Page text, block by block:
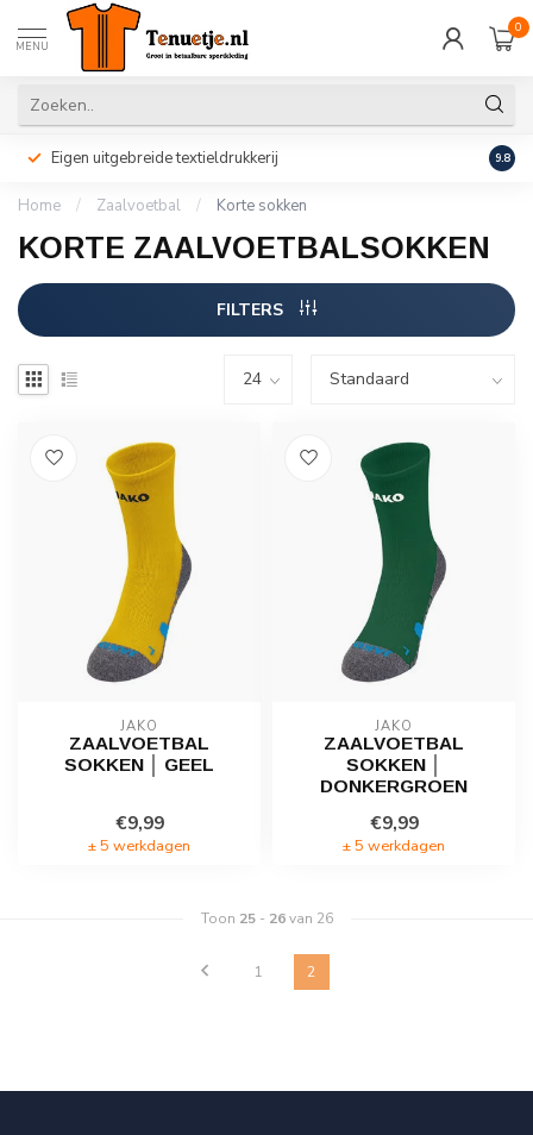
MENU
0
Eigen uitgebreide textieldrukkerij 9.8
Home / Zaalvoetbal / Korte sokken
KORTE ZAALVOETBALSOKKEN
FILTERS
JAKO
ZAALVOETBAL
SOKKEN │ GEEL
€9,99
± 5 werkdagen
JAKO
ZAALVOETBAL
SOKKEN │
DONKERGROEN
€9,99
± 5 werkdagen
Toon 25- 26van 26
1 2